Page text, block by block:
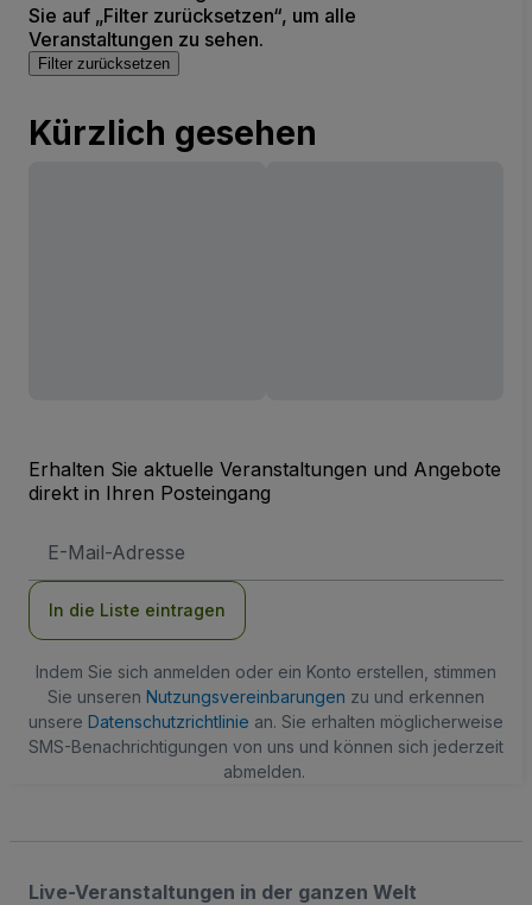
Sie auf „Filter zurücksetzen“, um alle
Veranstaltungen zu sehen.
Filter zurücksetzen
Kürzlich gesehen
Erhalten Sie aktuelle Veranstaltungen und Angebote
direkt in Ihren Posteingang
Mail-
In die Liste eintragen
Indem Sie sich anmelden oder ein Konto erstellen, stimmen
Sie unseren Nutzungsvereinbarungen zu und erkennen
unsere Datenschutzrichtlinie an. Sie erhalten möglicherweise
SMS-Benachrichtigungen von uns und können sich jederzeit
abmelden.
Live-Veranstaltungen in der ganzen Welt